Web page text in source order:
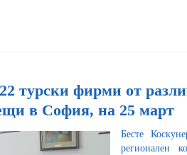
турски фирми от
в София, на 25 март
Бесте
регионален